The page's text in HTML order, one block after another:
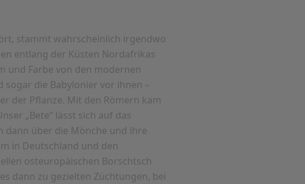
stammt wahrscheinlich irgendwo
entlang der Küsten Nordafrikas
und Farbe von den modernen
sogar die Babylonier vor ihnen –
der Pflanze. Mit den Römern kam
„Bete“ lässt sich auf das
dann über die Mönche und ihre
in Deutschland und den
osteuropäischen Borschtsch
dann zu gezielten Züchtungen, bei